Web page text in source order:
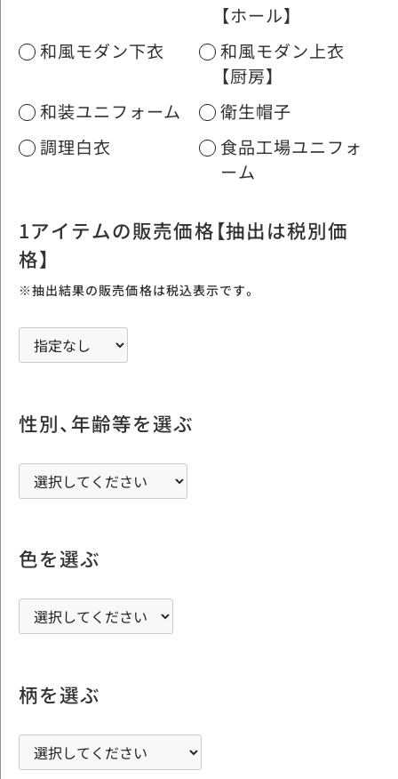
【ホール】
和風モダン下衣
和風モダン上衣
【厨房】
和装ユニフォーム
衛生帽子
調理白衣
食品工場ユニフォ
ーム
1アイテムの販売価格【抽出は税別価
格】
※抽出結果の販売価格は税込表示です。
性別、年齢等を選ぶ
色を選ぶ
柄を選ぶ